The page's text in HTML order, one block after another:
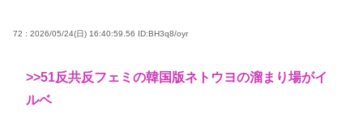
72 : 2026/05/24(日) 16:40:59.56 ID:BH3q8/oyr
>>51反共反フェミの韓国版ネトウヨの溜まり場がイ
ルベ